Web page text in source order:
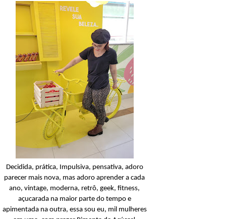
Condicionador
Açucarando: Shampoo
Condicionador Novex
Decidida, prática, Impulsiva, pensativa, adoro
parecer mais nova, mas adoro aprender a cada
ano, vintage, moderna, retrô, geek, fitness,
açucarada na maior parte do tempo e
apimentada na outra, essa sou eu, mil mulheres